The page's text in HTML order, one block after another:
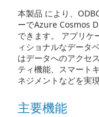
本製品 により、
ーでAzure Cosmos
できます。 アプリケ
ィショナルなデータ
はデータへのアクセ
ティ機能、スマート
ネジメントなどを実現
主要機能